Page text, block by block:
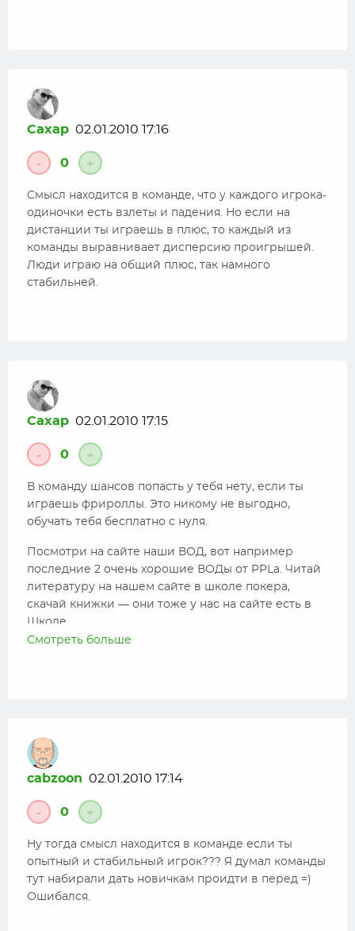
Caxap 02.01.2010 17:16
- 0 +
Смысл находится в команде, что у каждого игрока-
одиночки есть взлеты и падения. Но если на
дистанции ты играешь в плюс, то каждый из
команды выравнивает дисперсию проигрышей.
Люди играю на общий плюс, так намного
стабильней.
Caxap 02.01.2010 17:15
- 0 +
В команду шансов попасть у тебя нету, если ты
играешь фрироллы. Это никому не выгодно,
обучать тебя бесплатно с нуля.
Посмотри на сайте наши ВОД, вот например
последние 2 очень хорошие ВОДы от PPLa. Читай
литературу на нашем сайте в школе покера,
скачай книжки — они тоже у нас на сайте есть в
Школе.
Смотреть больше
cabzoon 02.01.2010 17:14
- 0 +
Ну тогда смысл находится в команде если ты
опытный и стабильный игрок??? Я думал команды
тут набирали дать новичкам проидти в перед =)
Ошибался.